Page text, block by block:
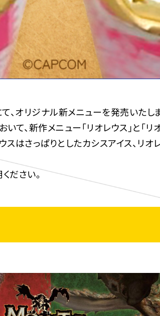
オリジナル新メニューを発売いたし
、新作メニュー「リオレウス」と「リ
はさっぱりとしたカシスアイス、リ
ださい。